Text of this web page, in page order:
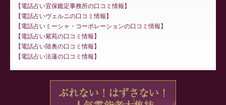
電話占い宜保鑑定事務所の口コミ情報
電話占いヴェルニの口コミ情報
電話占いミーシャ・コーポレーションの口コミ情報
電話占い紫苑の口コミ情報
電話占い陸奥の口コミ情報
電話占い法蓮の口コミ情報